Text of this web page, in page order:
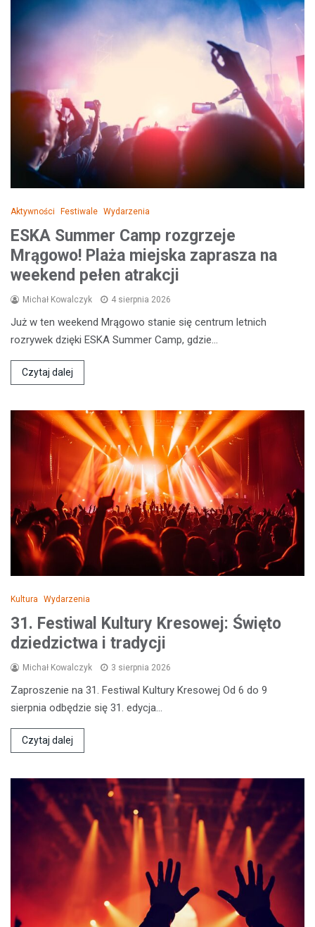
Aktywności Festiwale Wydarzenia
ESKA Summer Camp rozgrzeje
Mrągowo! Plaża miejska zaprasza na
weekend pełen atrakcji
Michał Kowalczyk 4 sierpnia 2026
Już w ten weekend Mrągowo stanie się centrum letnich
rozrywek dzięki ESKA Summer Camp, gdzie…
Czytaj dalej
Kultura Wydarzenia
31. Festiwal Kultury Kresowej: Święto
dziedzictwa i tradycji
Michał Kowalczyk 3 sierpnia 2026
Zaproszenie na 31. Festiwal Kultury Kresowej Od 6 do 9
sierpnia odbędzie się 31. edycja…
Czytaj dalej